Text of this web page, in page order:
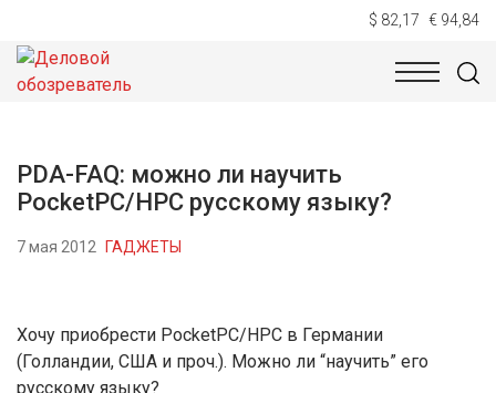
$ 82,17 € 94,84
НОВОСТИ
PDA-FAQ: можно ли научить
PocketPC/HPC русскому языку?
7 мая 2012 ГАДЖЕТЫ
Хочу приобрести PocketPC/HPC в Германии
(Голландии, США и проч.). Можно ли “научить” его
русскому языку?